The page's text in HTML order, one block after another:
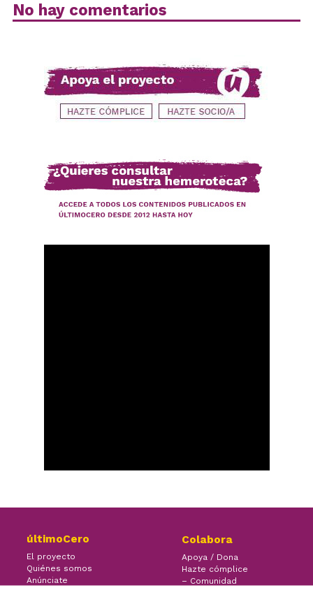
No hay comentarios
últimoCero
El proyecto
Quiénes somos
Anúnciate
Colabora
Apoya / Dona
Hazte cómplice
– Comunidad